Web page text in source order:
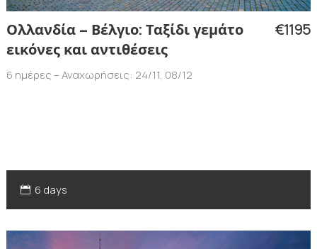
Ολλανδία – Βέλγιο: Ταξίδι γεμάτο
εικόνες και αντιθέσεις
€1195
6 ημέρες – Αναχωρήσεις: 24/11, 08/12
6 days